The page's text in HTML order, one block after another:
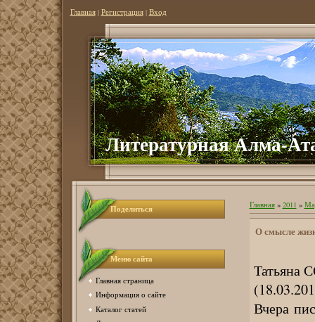
Главная| Регистрация| Вход
Литературная Алма-
Поделиться
Меню сайта
Главная страница
Информация о сайте
Каталог статей
Главная» 2011 »
О смысле
Татьяна
Вчера